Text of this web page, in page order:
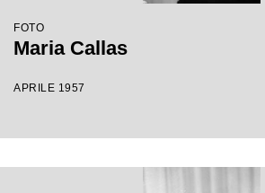
FOTO
Maria Callas
APRILE 1957